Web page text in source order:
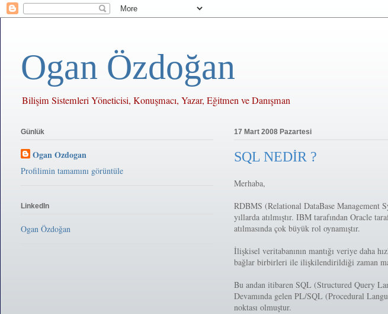
Ogan Özdoğan
Bilişim Sistemleri Yöneticisi, Konuşmacı, Yazar, Eğitmen ve Danışman
17 Mart 2008 Pazartesi
SQL NEDİR ?
Merhaba,
RDBMS (Relational DataBase Management
yıllarda atılmıştır. IBM tarafından Oracle
atılmasında çok büyük rol oynamıştır.
İlişkisel veritabanının mantığı veriye daha
bağlar birbirleri ile ilişkilendirildiği zaman
Bu andan itibaren SQL (Structured Query
Devamında gelen PL/SQL (Procedural
noktası olmuştur.
Günlük
Ogan Ozdogan
Profilimin tamamını görüntüle
LinkedIn
Ogan Özdoğan